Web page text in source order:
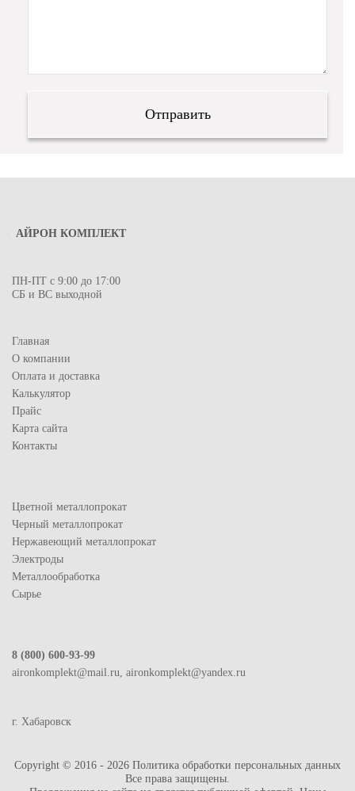
АЙРОН КОМПЛЕКТ
ПН-ПТ с 9:00 до 17:00
СБ и ВС выходной
Главная
О компании
Оплата и доставка
Калькулятор
Прайс
Карта сайта
Контакты
Цветной металлопрокат
Черный металлопрокат
Нержавеющий металлопрокат
Электроды
Металлообработка
Сырье
8 (800) 600-93-99
aironkomplekt@mail.ru, aironkomplekt@yandex.ru
г. Хабаровск
Copyright © 2016 - 2026 Политика обработки персональных данных
Все права защищены.